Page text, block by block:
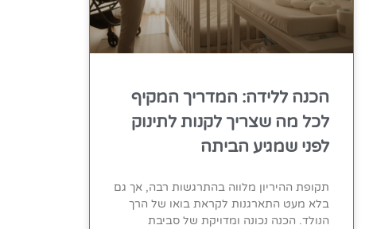
הכנה ללידה: המדריך המקיף
לכל מה שצריך לקנות לתינוק
לפני שמגיע הביתה
תקופת ההיריון מלווה בהתרגשות רבה, אך גם
בלא מעט התארגנות לקראת בואו של הרך
הנולד. הכנה נכונה ומדויקת של סביבת